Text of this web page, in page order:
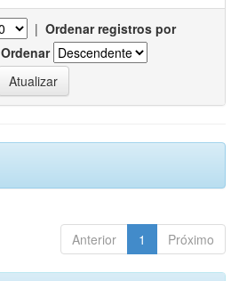
| Ordenar registros por
Ordenar
Anterior 1 Próximo